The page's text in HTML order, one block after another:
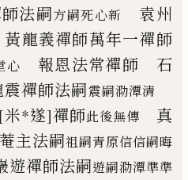
法嗣方嗣死心新
袁州
龍義禪師萬年一禪師
心
報恩法常禪師 石
禪師法嗣震嗣泐潭清
[米*遂]禪師此後無傳
真
主法嗣祖嗣青原信信嗣晦
遊禪師法嗣遊嗣泐潭準準